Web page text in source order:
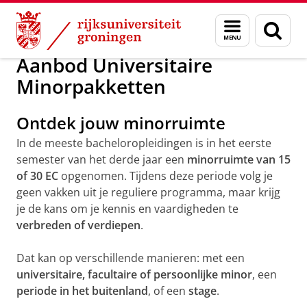
Skip
Content
Skip
Navigation
Menu
en
zoeken
Onderwijs Opleidingen Minor programma's
Aanbod Universitaire
Minorpakketten
Ontdek jouw minorruimte
In de meeste bacheloropleidingen is in het eerste
semester van het derde jaar een minorruimte van 15
of 30 EC opgenomen. Tijdens deze periode volg je
geen vakken uit je reguliere programma, maar krijg
je de kans om je kennis en vaardigheden te
verbreden of verdiepen.
Dat kan op verschillende manieren: met een
universitaire, facultaire of persoonlijke minor, een
periode in het buitenland, of een stage.